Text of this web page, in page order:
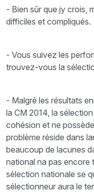
- Bien sûr que jy crois,
difficiles et compliqués.
- Vous suivez les
trouvez-vous la
- Malgré les résultats
la CM 2014, la
cohésion et ne
problème réside dans
beaucoup de lacunes
national na pas
sélection nationale se
sélectionneur aura le